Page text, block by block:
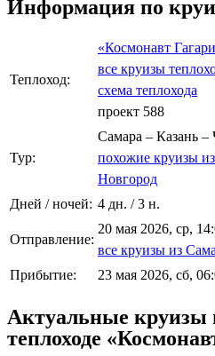
Информация по
Теплоход:
«Космонавт
все круизы
схема теплохода
проект 588
Тур:
Самара – Казань
похожие круизы
Новгород
Дней / ночей: 4 дн. / 3 н.
Отправление:
20 мая 2026, ср,
все круизы из
Прибытие:
23 мая 2026, сб,
Актуальные круизы
теплоходе